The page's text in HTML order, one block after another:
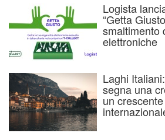
Logista
“Getta
smaltimento
elettroniche
Laghi
segna una
un